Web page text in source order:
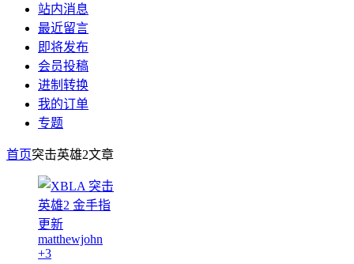
站内消息
最近留言
即将发布
会员投稿
进制转换
我的订单
专题
首页突击英雄2文章